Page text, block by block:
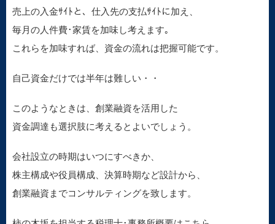
売上の入金ｻｲﾄと、仕入先の支払ｻｲﾄに加え、
毎月の人件費･家賃を加味し考えます｡
これらを加味すれば、資金の流れは把握可能です。
自己資金だけでは半年は難しい・・
このようなときは、創業融資を活用した
資金調達も選択肢に考えるとよいでしょう。
会社設立の時期はいつにすべきか、
株主構成や役員構成、決算時期など設計から、
創業融資までコンサルティングを致します。